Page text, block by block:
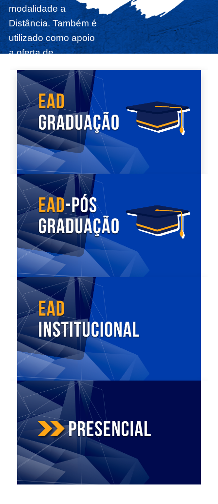
modalidade a
Distância. Também é
utilizado como apoio
a oferta de
cursos
presenciais.Para ter
acesso ao AVA
Acadêmico é
necessário estar
regularmente
matriculado no
Sigaa.